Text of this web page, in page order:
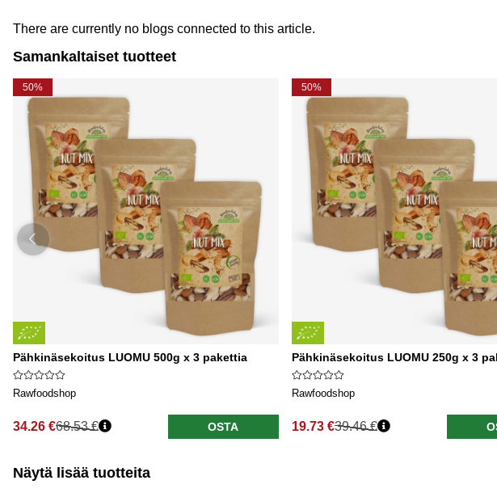
There are currently no blogs connected to this article.
Samankaltaiset tuotteet
50%
Pähkinäsekoitus LUOMU 500g x 3 pakettia
Rawfoodshop
34.26 €68.53 € OSTA
50%
Pähkinäsekoitus LUOMU 250g x 3
Rawfoodshop
19.73 €39.46 €
Näytä lisää tuotteita